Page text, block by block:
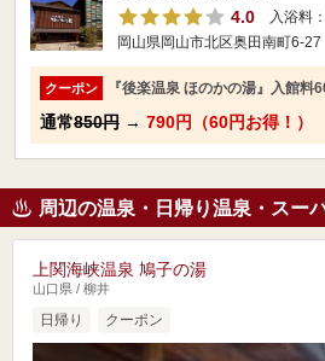
4.0
入浴料：
岡山県岡山市北区奥田南町6-27
クーポン 『後楽温泉 ほのかの湯』入館料
通常850円 → 790円（60円お得！）
周辺の温泉・日帰り温泉・スー
上関海峡温泉 鳩子の湯
山口県 / 柳井
日帰り クーポン